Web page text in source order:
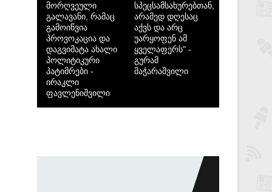
მორღვეული
გალავანი, რამაც
გამოიწვია
პროვოკაცია და
დაგვიმატა ახალი
პოლიტიკური
პატიმრები -
ირაკლი
ფავლენიშვილი
სპეცსამსახურებთან,
არამედ დღესაც
აქვს და არც
უარყოფენ ამ
ყველაფერს" -
გურამ
მაჭარაშვილი